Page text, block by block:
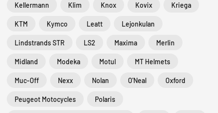
Kellermann Klim Knox Kovix Kriega
KTM Kymco Leatt Lejonkulan
Lindstrands STR LS2 Maxima Merlin
Midland Modeka Motul MT Helmets
Muc-Off Nexx Nolan O'Neal Oxford
Peugeot Motocycles Polaris